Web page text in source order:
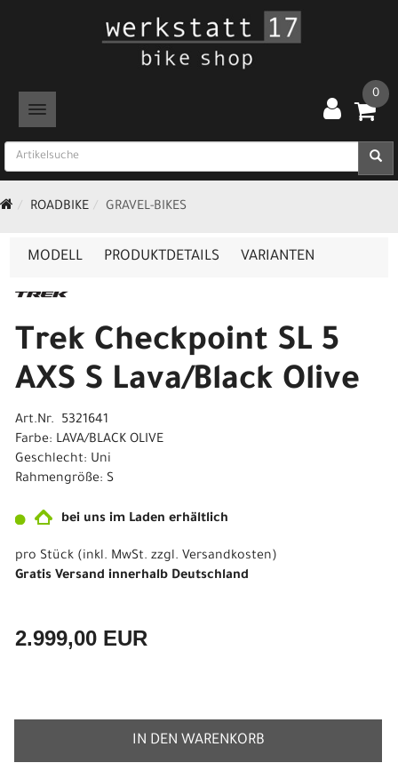
TOGGLE NAVIGATION
0
ROADBIKE GRAVEL-BIKES
MODELL PRODUKTDETAILS VARIANTEN
Trek Checkpoint SL 5
AXS S Lava/Black Olive
Art.Nr. 5321641
Farbe: LAVA/BLACK OLIVE
Geschlecht: Uni
Rahmengröße: S
bei uns im Laden erhältlich
pro Stück (inkl. MwSt. zzgl. Versandkosten)
Gratis Versand innerhalb Deutschland
2.999,00 EUR
IN DEN WARENKORB